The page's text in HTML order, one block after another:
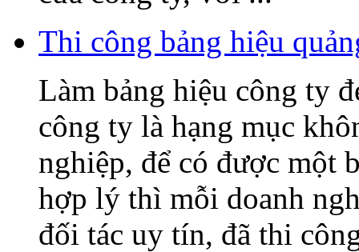
Thi công bảng hiệu
Làm bảng hiệu công ty
công ty là hạng mục
nghiệp, để có được một
hợp lý thì mỗi doanh
đối tác uy tín, đã thi